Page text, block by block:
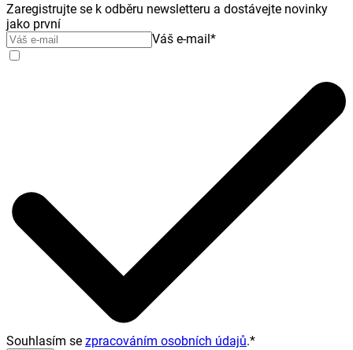
Zaregistrujte se k odběru newsletteru a dostávejte novinky
jako první
Váš e-mail*
Souhlasím se zpracováním osobních údajů.*